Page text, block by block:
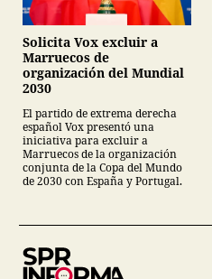
Solicita Vox excluir a
Marruecos de
organización del Mundial
2030
El partido de extrema derecha
español Vox presentó una
iniciativa para excluir a
Marruecos de la organización
conjunta de la Copa del Mundo
de 2030 con España y Portugal.